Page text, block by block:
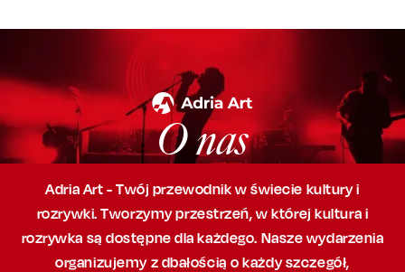
O nas
Adria Art - Twój przewodnik w świecie kultury i
rozrywki. Tworzymy przestrzeń,w której kultura i
rozrywka są dostępne dla każdego. Nasze wydarzenia
organizujemy z dbałością o każdy szczegół,